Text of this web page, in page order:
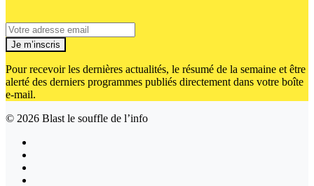
Je m’inscris
Pour recevoir les dernières actualités, le résumé de la semaine et être
alerté des derniers programmes publiés directement dans votre boîte
e-mail.
© 2026 Blast le souffle de l’info